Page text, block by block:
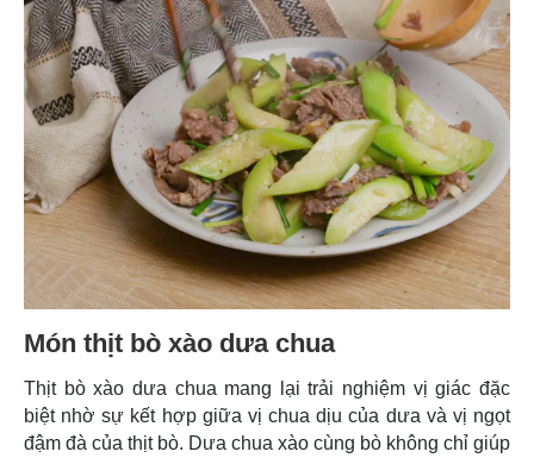
Món thịt bò xào dưa chua
Thịt bò xào dưa chua mang lại trải nghiệm vị giác đặc
biệt nhờ sự kết hợp giữa vị chua dịu của dưa và vị ngọt
đậm đà của thịt bò. Dưa chua xào cùng bò không chỉ giúp